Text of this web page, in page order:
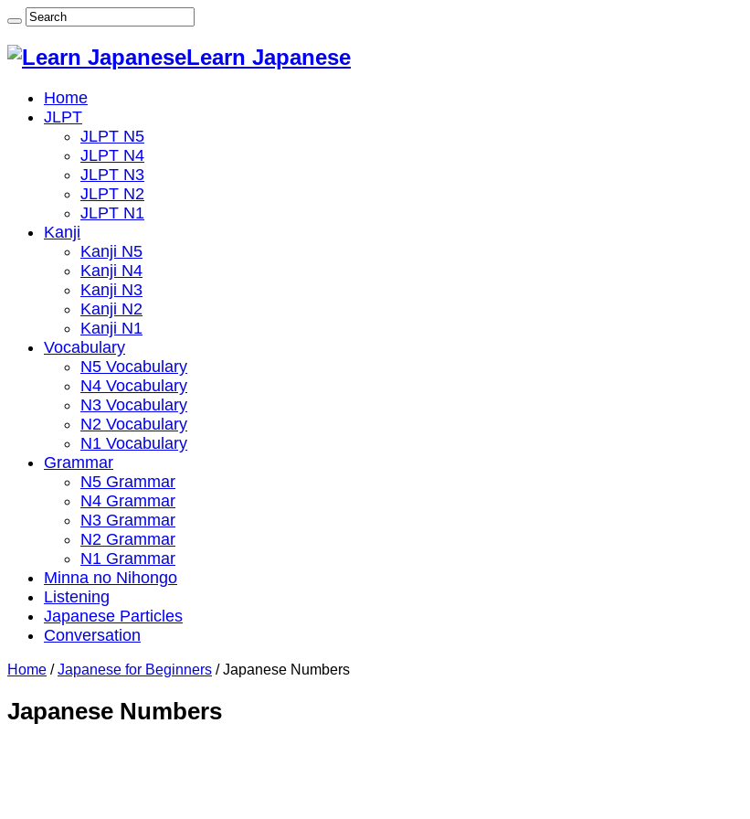
Learn Japanese
Home
JLPT
JLPT N5
JLPT N4
JLPT N3
JLPT N2
JLPT N1
Kanji
Kanji N5
Kanji N4
Kanji N3
Kanji N2
Kanji N1
Vocabulary
N5 Vocabulary
N4 Vocabulary
N3 Vocabulary
N2 Vocabulary
N1 Vocabulary
Grammar
N5 Grammar
N4 Grammar
N3 Grammar
N2 Grammar
N1 Grammar
Minna no Nihongo
Listening
Japanese Particles
Conversation
Home / Japanese for Beginners / Japanese Numbers
Japanese Numbers